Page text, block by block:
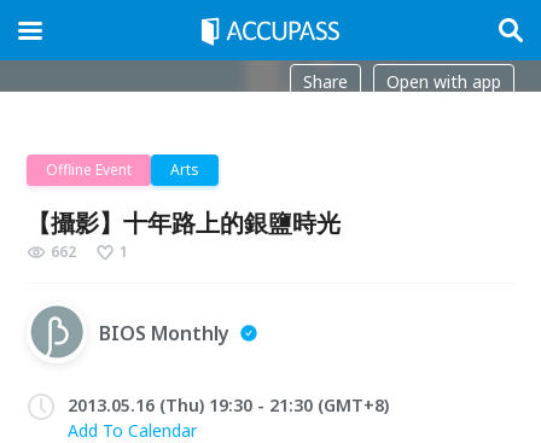
Share Open with app
Offline Event Arts
【攝影】十年路上的銀鹽時光
662 1
BIOS Monthly
2013.05.16 (Thu) 19:30 - 21:30 (GMT+8)
Add To Calendar